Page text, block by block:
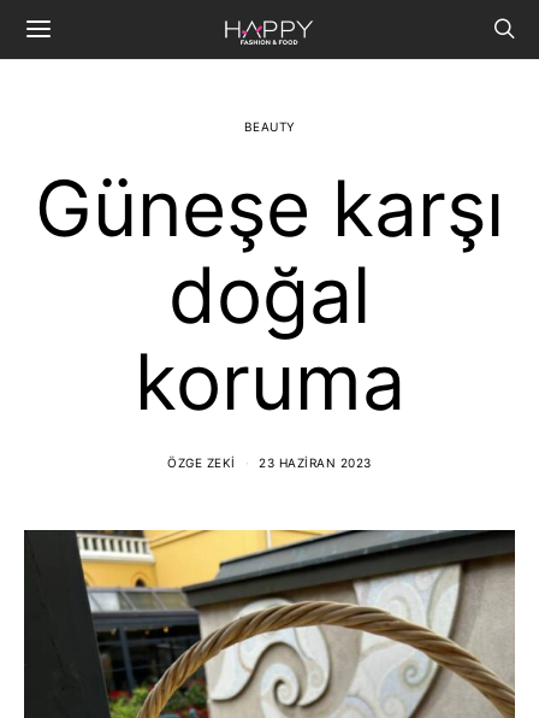
BEAUTY
Güneşe karşı
doğal
koruma
ÖZGE ZEKI 23 HAZIRAN 2023